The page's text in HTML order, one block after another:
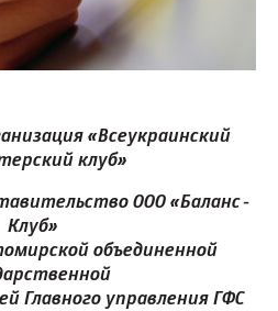
«Всеукраинский
клуб»
ООО «Баланс-
Клуб»
объединенной
Главного управления ГФС